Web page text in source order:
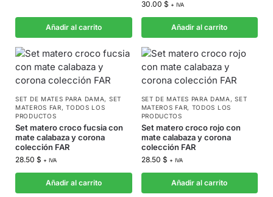
Añadir al carrito
30.00 $ + IVA
Añadir al carrito
SET DE MATES PARA DAMA, SET
MATEROS FAR,TODOS LOS
PRODUCTOS
Set matero croco fucsia con
mate calabaza y corona
colección FAR
28.50 $ + IVA
Añadir al carrito
SET DE MATES PARA DAMA ,SET
MATEROS FAR, TODOS LOS
PRODUCTOS
Set matero croco rojo con
mate calabaza y corona
colección FAR
28.50 $ + IVA
Añadir al carrito